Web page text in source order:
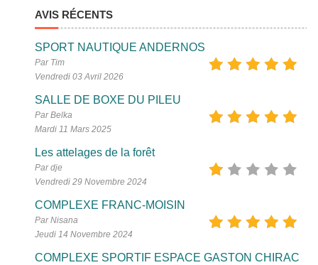
AVIS RÉCENTS
SPORT NAUTIQUE ANDERNOS
Par Tim
Vendredi 03 Avril 2026
SALLE DE BOXE DU PILEU
Par Belka
Mardi 11 Mars 2025
Les attelages de la forêt
Par dje
Vendredi 29 Novembre 2024
COMPLEXE FRANC-MOISIN
Par Nisana
Jeudi 14 Novembre 2024
COMPLEXE SPORTIF ESPACE GASTON CHIRAC